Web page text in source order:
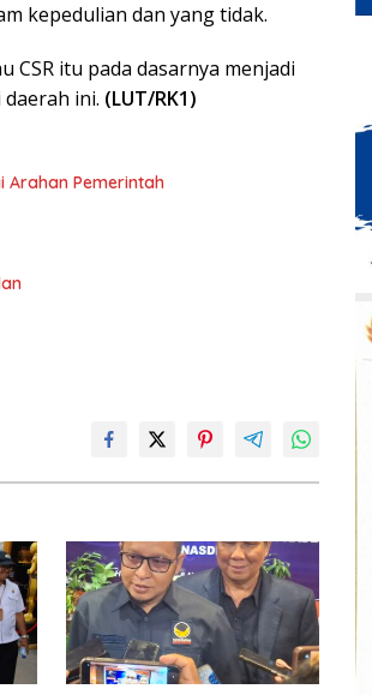
kepedulian dan yang tidak.
itu pada dasarnya menjadi
ini. (LUT/RK1)
Arahan Pemerintah